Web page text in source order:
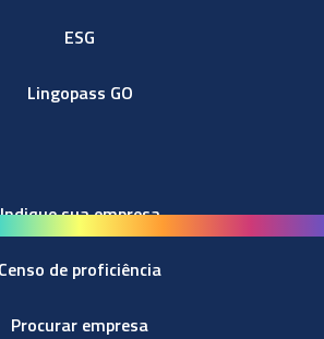
ESG
Lingopass GO
Indique sua empresa
Censo de proficiência
Procurar empresa